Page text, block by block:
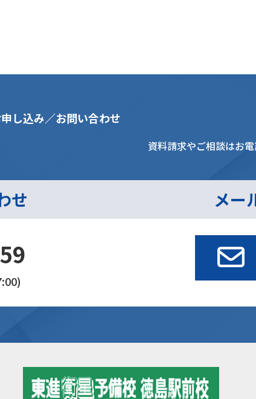
し込み／お問い合わせ
資料請求やご相談はお
せ メー